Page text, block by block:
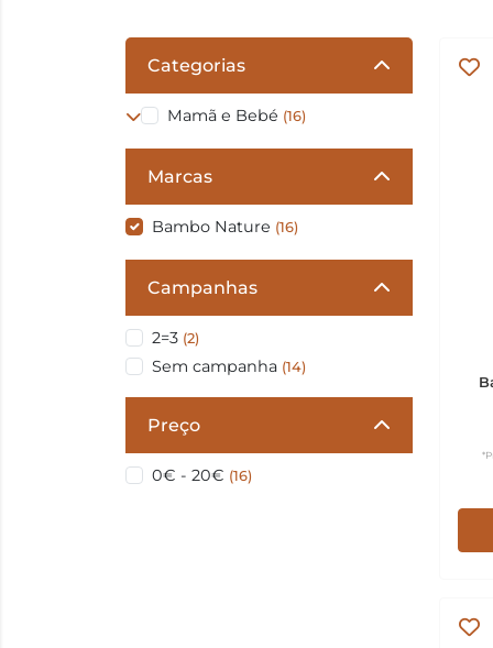
Categorias
Mamã e Bebé (16)
Marcas
Bambo Nature (16)
Campanhas
2=3 (2)
Sem campanha (14)
Preço
0€ - 20€ (16)